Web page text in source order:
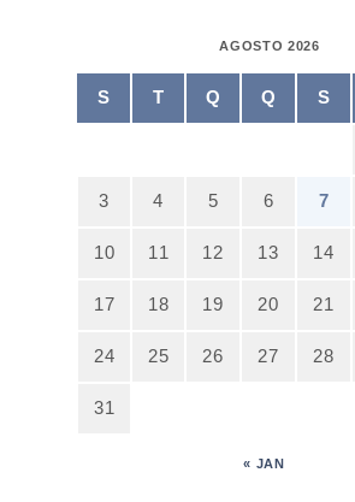
AGOSTO 2026
S T Q Q S
3 4 5 6 7
10 11 12 13 14
17 18 19 20 21
24 25 26 27 28
31
« JAN